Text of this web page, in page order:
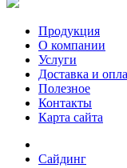
Продукция
О компании
Услуги
Доставка и
Полезное
Контакты
Карта сайта
Сайдинг